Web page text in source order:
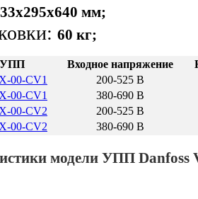
мм;
60 кг;
УПП Входное напряжение
00-CV1
200-525 В
00-CV1
380-690 В
00-CV2
200-525 В
00-CV2
380-690 В
модели УПП Danfoss